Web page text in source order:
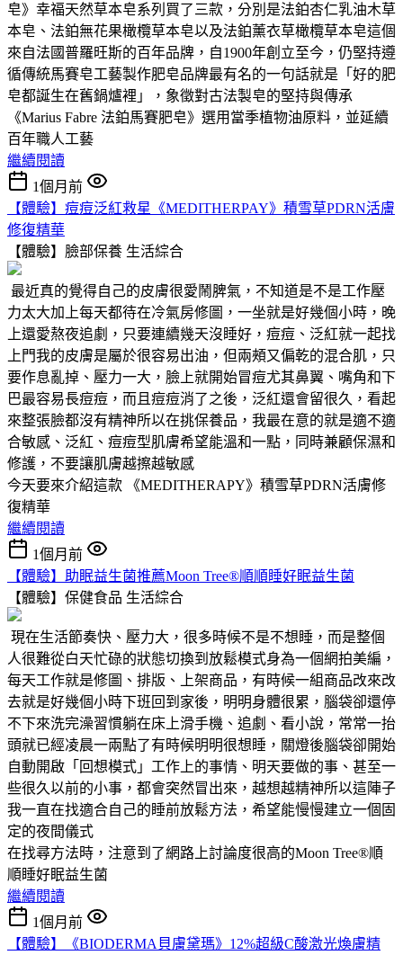
皂》幸福天然草本皂系列買了三款，分別是法鉑杏仁乳油木草
本皂、法鉑無花果橄欖草本皂以及法鉑薰衣草橄欖草本皂這個
來自法國普羅旺斯的百年品牌，自1900年創立至今，仍堅持遵
循傳統馬賽皂工藝製作肥皂品牌最有名的一句話就是「好的肥
皂都誕生在舊鍋爐裡」，象徵對古法製皂的堅持與傳承
《Marius Fabre 法鉑馬賽肥皂》選用當季植物油原料，並延續
百年職人工藝
繼續閱讀
1個月前
【體驗】痘痘泛紅救星《MEDITHERPAY》積雪草PDRN活膚
修復精華
【體驗】臉部保養 生活綜合
最近真的覺得自己的皮膚很愛鬧脾氣，不知道是不是工作壓
力太大加上每天都待在冷氣房修圖，一坐就是好幾個小時，晚
上還愛熬夜追劇，只要連續幾天沒睡好，痘痘、泛紅就一起找
上門我的皮膚是屬於很容易出油，但兩頰又偏乾的混合肌，只
要作息亂掉、壓力一大，臉上就開始冒痘尤其鼻翼、嘴角和下
巴最容易長痘痘，而且痘痘消了之後，泛紅還會留很久，看起
來整張臉都沒有精神所以在挑保養品，我最在意的就是適不適
合敏感、泛紅、痘痘型肌膚希望能溫和一點，同時兼顧保濕和
修護，不要讓肌膚越擦越敏感
今天要來介紹這款 《MEDITHERAPY》積雪草PDRN活膚修
復精華
繼續閱讀
1個月前
【體驗】助眠益生菌推薦Moon Tree®順順睡好眠益生菌
【體驗】保健食品 生活綜合
現在生活節奏快、壓力大，很多時候不是不想睡，而是整個
人很難從白天忙碌的狀態切換到放鬆模式身為一個網拍美編，
每天工作就是修圖、排版、上架商品，有時候一組商品改來改
去就是好幾個小時下班回到家後，明明身體很累，腦袋卻還停
不下來洗完澡習慣躺在床上滑手機、追劇、看小說，常常一抬
頭就已經凌晨一兩點了有時候明明很想睡，關燈後腦袋卻開始
自動開啟「回想模式」工作上的事情、明天要做的事、甚至一
些很久以前的小事，都會突然冒出來，越想越精神所以這陣子
我一直在找適合自己的睡前放鬆方法，希望能慢慢建立一個固
定的夜間儀式
在找尋方法時，注意到了網路上討論度很高的Moon Tree®順
順睡好眠益生菌
繼續閱讀
1個月前
【體驗】《BIODERMA貝膚黛瑪》12%超級C酸激光煥膚精